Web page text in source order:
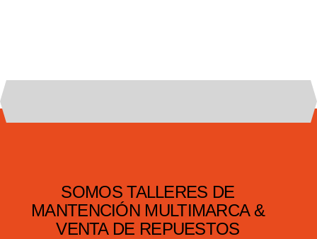
SOMOS TALLERES DE
MANTENCIÓN MULTIMARCA &
VENTA DE REPUESTOS